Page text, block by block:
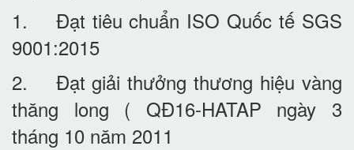
1. Đạt tiêu chuẩn ISO Quốc tế SGS
9001:2015
2. Đạt giải thưởng thương hiệu vàng
thăng long ( QĐ16-HATAP ngày 3
tháng 10 năm 2011